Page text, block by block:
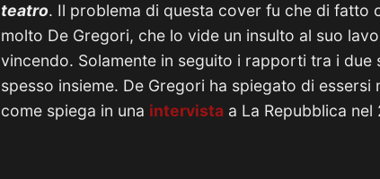
teatro. Il problema di questa cover fu che di fatto
molto De Gregori, che lo vide un insulto al suo
vincendo. Solamente in seguito i rapporti tra i
spesso insieme. De Gregori ha spiegato di essersi
come spiega in una intervista a La Repubblica nel